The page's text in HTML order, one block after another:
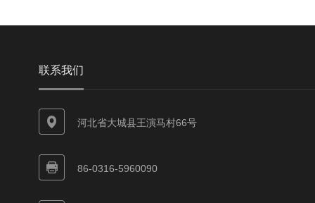
联系我们
河北省大城县王演马村66号
86-0316-5960090